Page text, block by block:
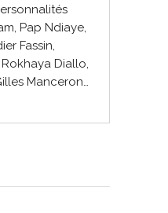
Pap Ndiaye,
Fassin,
Diallo,
Manceron…